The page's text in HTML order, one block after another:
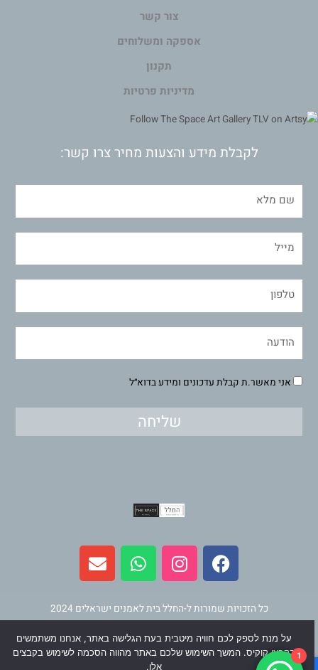
צור קשר
אספקה ומשלוחים
תקנון
מדיניות פרטיות
לקבלת מידע והצעות מחיר צרו קשר:
אני מאשר.ת קבלת עדכונים ומידע בדוא״ל
שליחה
F
a
c
b
o
o
I
n
s
a
g
r
W
h
a
s
a
p
E
n
v
l
o
p
כל הזכויות שמורות ל-החלל בית לאמנים ישראלים 2024
תחזוקה ופיתוחוינר מדיה
1
על מנת לספק לכם חוויה מיטבית בעת הגלישה באתר, אנחנו משתמשים
בקבצי קוקיס. המשך השימוש שלכם באתר מהווה הסכמה לשימוש בקבצים
אלו.